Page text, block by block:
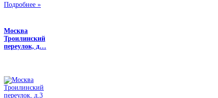
Подробнее »
Москва
Троилинский
переулок, д…